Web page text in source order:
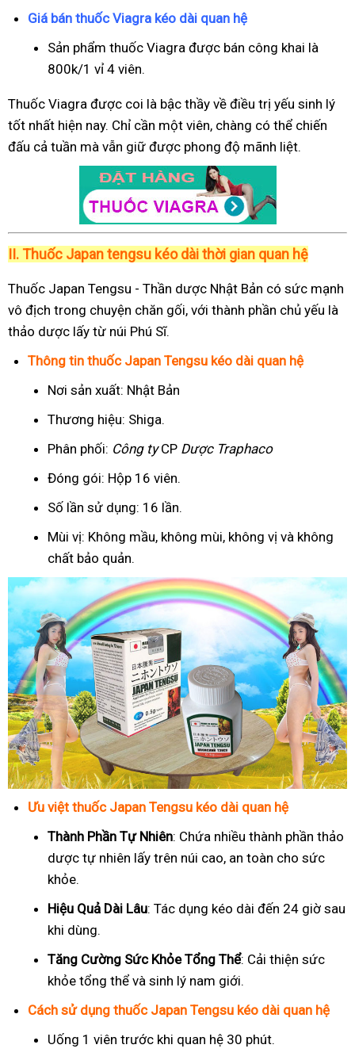
Giá bán thuốc Viagra kéo dài quan hệ
Sản phẩm thuốc Viagra được bán công khai là
800k/1 vỉ 4 viên.
Thuốc Viagra được coi là bậc thầy về điều trị yếu sinh lý
tốt nhất hiện nay. Chỉ cần một viên, chàng có thể chiến
đấu cả tuần mà vẫn giữ được phong độ mãnh liệt.
II. Thuốc Japan tengsu kéo dài thời gian quan hệ
Thuốc Japan Tengsu - Thần dược Nhật Bản có sức mạnh
vô địch trong chuyện chăn gối, với thành phần chủ yếu là
thảo dược lấy từ núi Phú Sĩ.
Thông tin thuốc Japan Tengsu kéo dài quan hệ
Nơi sản xuất: Nhật Bản
Thương hiệu: Shiga.
Phân phối: Công tyCP Dược Traphaco
Đóng gói: Hộp 16 viên.
Số lần sử dụng: 16 lần.
Mùi vị: Không mầu, không mùi, không vị và không
chất bảo quản.
Ưu việt thuốc Japan Tengsu kéo dài quan hệ
Thành Phần Tự Nhiên: Chứa nhiều thành phần thảo
dược tự nhiên lấy trên núi cao, an toàn cho sức
khỏe.
Hiệu Quả Dài Lâu: Tác dụng kéo dài đến 24 giờ sau
khi dùng.
Tăng Cường Sức Khỏe Tổng Thể: Cải thiện sức
khỏe tổng thể và sinh lý nam giới.
Cách sử dụng thuốc Japan Tengsu kéo dài quan hệ
Uống 1 viên trước khi quan hệ 30 phút.